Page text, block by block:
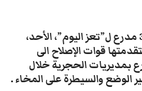
أكد مصدر عسكري باللواء 35 مدرع ل”تعز اليوم”، الأحد،
قوات الإصلاح الى
اللواء 35 مدرع بمديريات الحجرية خلال
الوضع والسيطرة على المخاء .